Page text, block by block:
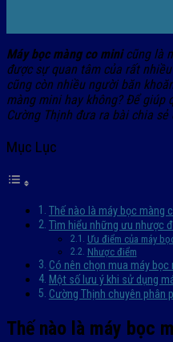
Máy bọc màng co minicũng là
được sự quan tâm của rất
cũng còn nhiều người băn
màng mini hay không? Để giúp
Cường Thịnh đưa ra bài chia sẻ
Mục Lục
Thế nào là máy bọc màng
Tìm hiểu những ưu nhược
Ưu điểm của máy
Nhược điểm
Có nên chọn mua máy
Một số lưu ý khi sử dụng
Cường Thịnh chuyên phân
Thế nào là máy bọc